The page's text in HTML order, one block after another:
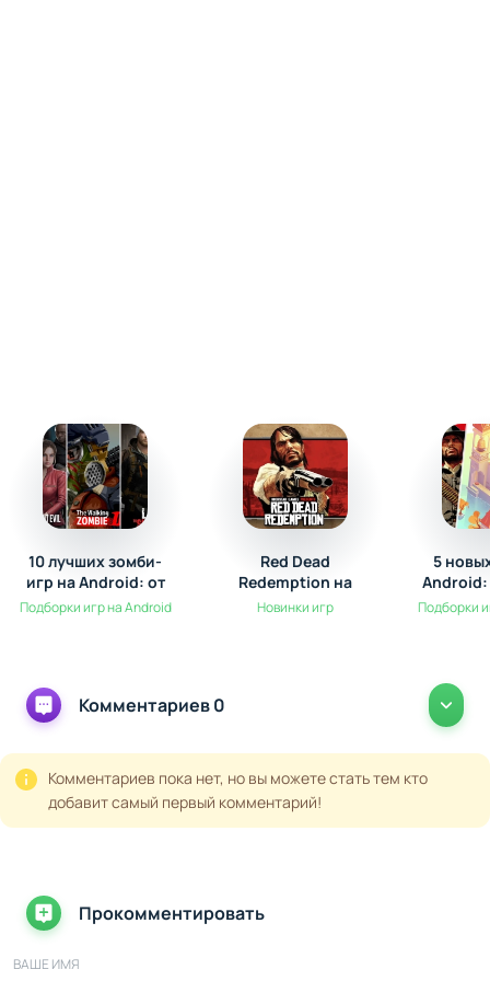
10 лучших зомби-
игр на Android: от
выживания до
Подборки игр на Android
Red Dead
Redemption на
Android: Обзор
Новинки игр
5
Android:
Подборки
Комментариев 0
Комментариев пока нет, но вы можете стать тем кто
добавит самый первый комментарий!
Прокомментировать
ВАШЕ ИМЯ